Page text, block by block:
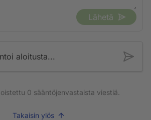
Lähetä
aloitusta...
0 sääntöjenvastaista viestiä.
Takaisin ylös